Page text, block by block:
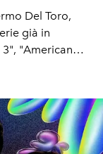
Del Toro,
già in
3", "American
su Netflix
di David